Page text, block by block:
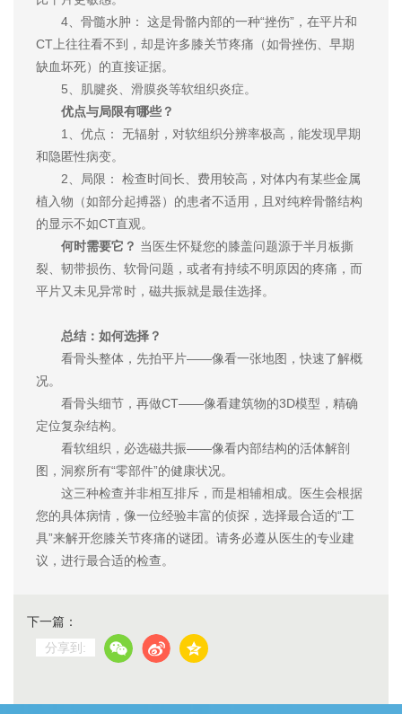
4、骨髓水肿： 这是骨骼内部的一种“挫伤”，在平片和
CT上往往看不到，却是许多膝关节疼痛（如骨挫伤、早期
缺血坏死）的直接证据。
5、肌腱炎、滑膜炎等软组织炎症。
优点与局限有哪些？
1、优点： 无辐射，对软组织分辨率极高，能发现早期
和隐匿性病变。
2、局限： 检查时间长、费用较高，对体内有某些金属
植入物（如部分起搏器）的患者不适用，且对纯粹骨骼结构
的显示不如CT直观。
何时需要它？ 当医生怀疑您的膝盖问题源于半月板撕
裂、韧带损伤、软骨问题，或者有持续不明原因的疼痛，而
平片又未见异常时，磁共振就是最佳选择。
总结：如何选择？
看骨头整体，先拍平片——像看一张地图，快速了解概
况。
看骨头细节，再做CT——像看建筑物的3D模型，精确
定位复杂结构。
看软组织，必选磁共振——像看内部结构的活体解剖
图，洞察所有“零部件”的健康状况。
这三种检查并非相互排斥，而是相辅相成。医生会根据
您的具体病情，像一位经验丰富的侦探，选择最合适的“工
具”来解开您膝关节疼痛的谜团。请务必遵从医生的专业建
议，进行最合适的检查。
下一篇：
分享到: